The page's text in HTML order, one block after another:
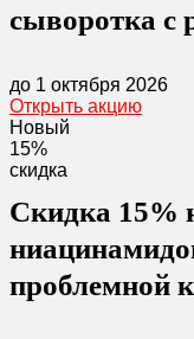
сыворотка с
до 1 октября 2026
Открыть акцию
Новый
15%
скидка
Скидка 15%
проблемной